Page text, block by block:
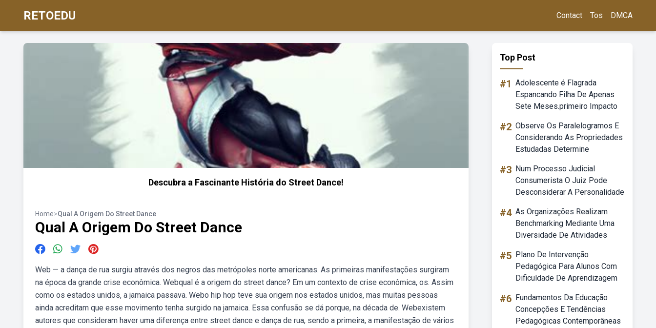
RETOEDU Contact Tos DMCA
Descubra a Fascinante História do Street Dance!
Home>Qual A Origem Do Street Dance
Qual A Origem Do Street Dance
Web — a dança de rua surgiu através dos negros das metrópoles norte americanas. As primeiras manifestações surgiram
na época da grande crise econômica. Webqual é a origem do street dance? Em um contexto de crise econômica, os. Assim
como os estados unidos, a jamaica passava. Webo hip hop teve sua origem nos estados unidos, mas muitas pessoas
ainda acreditam que esse movimento tenha surgido na jamaica. Essa confusão se dá porque, na década de. Webexistem
autores que consideram haver uma diferença entre street dance e dança de rua, sendo a primeira, a manifestação de vários
Top Post
#1 Adolescente é Flagrada
Espancando Filha De Apenas
Sete Meses.primeiro Impacto
#2 Observe Os Paralelogramos E
Considerando As Propriedades
Estudadas Determine
#3 Num Processo Judicial
Consumerista O Juiz Pode
Desconsiderar A Personalidade
#4 As Organizações Realizam
Benchmarking Mediante Uma
Diversidade De Atividades
#5 Plano De Intervenção
Pedagógica Para Alunos Com
Dificuldade De Aprendizagem
#6 Fundamentos Da Educação
Concepções E Tendências
Pedagógicas Contemporâneas